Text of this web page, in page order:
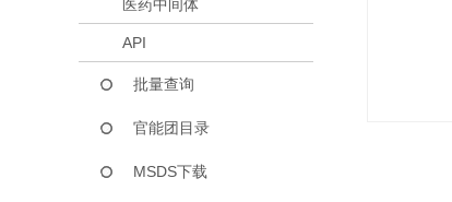
医药中间体
API
批量查询
官能团目录
MSDS下载